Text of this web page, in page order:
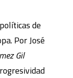
de
Por José
Gil